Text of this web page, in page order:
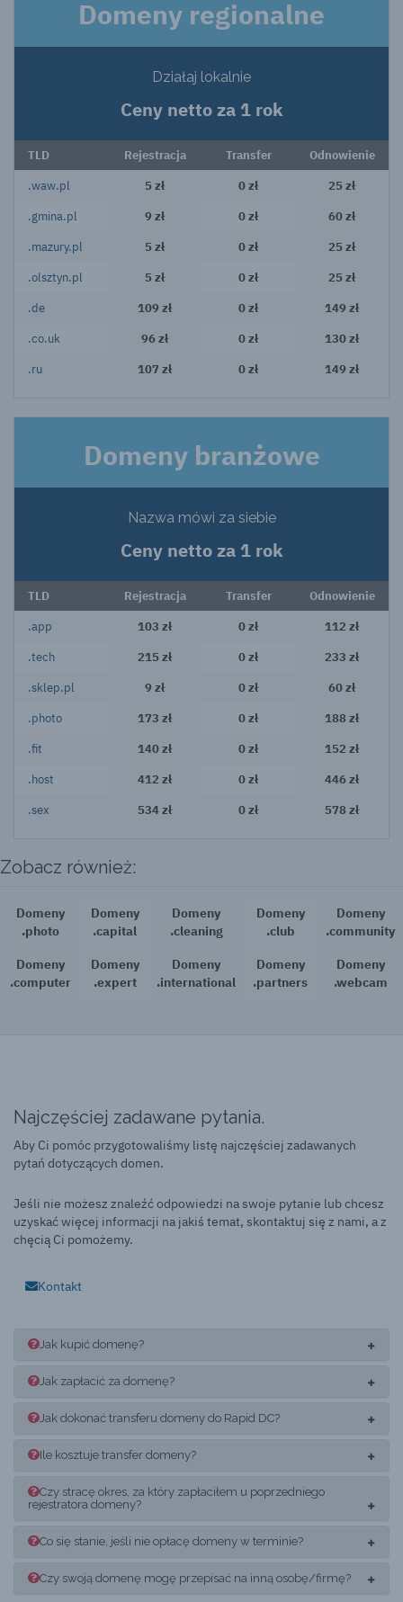
Domeny regionalne
Działaj lokalnie
Ceny netto za 1 rok
TLD Rejestracja Transfer Odnowienie
.waw.pl 5 zł 0 zł 25 zł
.gmina.pl 9 zł 0 zł 60 zł
.mazury.pl 5 zł 0 zł 25 zł
.olsztyn.pl 5 zł 0 zł 25 zł
.de 109 zł 0 zł 149 zł
.co.uk 96 zł 0 zł 130 zł
.ru 107 zł 0 zł 149 zł
Domeny branżowe
Nazwa mówi za siebie
Ceny netto za 1 rok
TLD Rejestracja Transfer Odnowienie
.app 103 zł 0 zł 112 zł
.tech 215 zł 0 zł 233 zł
.sklep.pl 9 zł 0 zł 60 zł
.photo 173 zł 0 zł 188 zł
.fit 140 zł 0 zł 152 zł
.host 412 zł 0 zł 446 zł
.sex 534 zł 0 zł 578 zł
Zobacz również:
Domeny
.photo
Domeny
.capital
Domeny
.cleaning
Domeny
.club
Domeny
.community
Domeny
.computer
Domeny
.expert
Domeny
.international
Domeny
.partners
Domeny
.webcam
Najczęściej zadawane pytania.
Aby Ci pomóc przygotowaliśmy listę najczęściej zadawanych
pytań dotyczących domen.
Jeśli nie możesz znaleźć odpowiedzi na swoje pytanie lub chcesz
uzyskać więcej informacji na jakiś temat, skontaktuj się z nami, a z
chęcią Ci pomożemy.
Kontakt
Jak kupić domenę?
Jak zapłacić za domenę?
Jak dokonać transferu domeny do Rapid DC?
Ile kosztuje transfer domeny?
Czy stracę okres, za który zapłaciłem u poprzedniego
rejestratora domeny?
Co się stanie, jeśli nie opłacę domeny w terminie?
Czy swoją domenę mogę przepisać na inną osobę/firmę?